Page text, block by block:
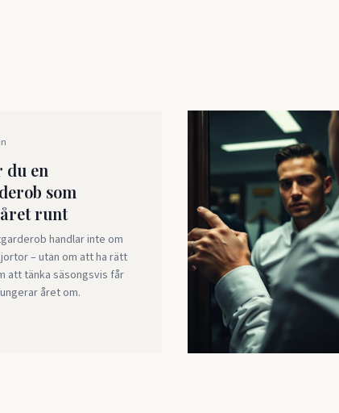
du en
som
runt
handlar inte om
– utan om att ha rätt
att tänka säsongsvis får
året om.